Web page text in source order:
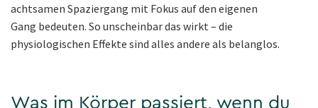
achtsamen Spaziergang mit Fokus auf den eigenen
Gang bedeuten. So unscheinbar das wirkt – die
physiologischen Effekte sind alles andere als belanglos.
Was im Körper passiert, wenn du